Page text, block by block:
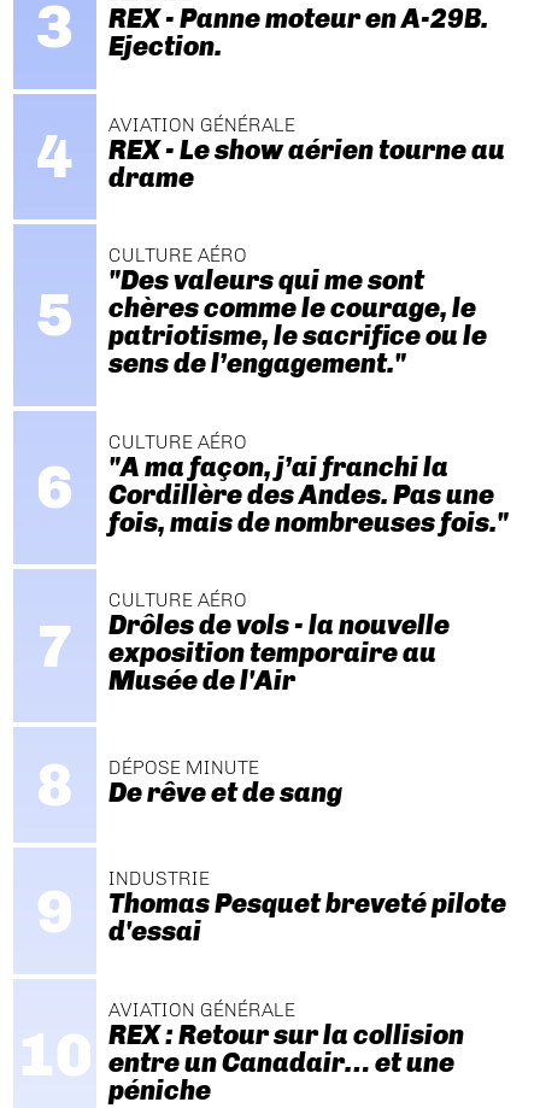
REX - Panne moteur en A-29B.
Ejection.
AVIATION GÉNÉRALE
REX - Le show aérien tourne au
drame
CULTURE AÉRO
"Des valeurs qui me sont
chères comme le courage, le
patriotisme, le sacrifice ou le
sens de l’engagement."
CULTURE AÉRO
"A ma façon, j’ai franchi la
Cordillère des Andes. Pas une
fois, mais de nombreuses fois."
CULTURE AÉRO
Drôles de vols - la nouvelle
exposition temporaire au
Musée de l'Air
DÉPOSE MINUTE
De rêve et de sang
INDUSTRIE
Thomas Pesquet breveté pilote
d'essai
AVIATION GÉNÉRALE
REX : Retour sur la collision
entre un Canadair… et une
péniche